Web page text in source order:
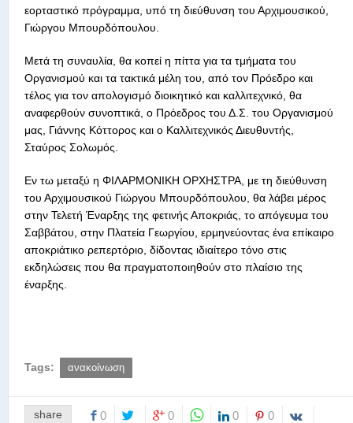
εορταστικό πρόγραμμα, υπό τη διεύθυνση του Αρχιμουσικού,
Γιώργου Μπουρδόπουλου.
Μετά τη συναυλία, θα κοπεί η πίττα για τα τμήματα του
Οργανισμού και τα τακτικά μέλη του, από τον Πρόεδρο και
τέλος για τον απολογισμό διοικητικό και καλλιτεχνικό, θα
αναφερθούν συνοπτικά, ο Πρόεδρος του Δ.Σ. του Οργανισμού
μας, Γιάννης Κόττορος και ο Καλλιτεχνικός Διευθυντής,
Σταύρος Σολωμός.
Εν τω μεταξύ η ΦΙΛΑΡΜΟΝΙΚΗ ΟΡΧΗΣΤΡΑ, με τη διεύθυνση
του Αρχιμουσικού Γιώργου Μπουρδόπουλου, θα λάβει μέρος
στην Τελετή Έναρξης της φετινής Αποκριάς, το απόγευμα του
Σαββάτου, στην Πλατεία Γεωργίου, ερμηνεύοντας ένα επίκαιρο
αποκριάτικο ρεπερτόριο, δίδοντας ιδιαίτερο τόνο στις
εκδηλώσεις που θα πραγματοποιηθούν στο πλαίσιο της
έναρξης.
Tags: ανακοίνωση
share 0 0 0 0